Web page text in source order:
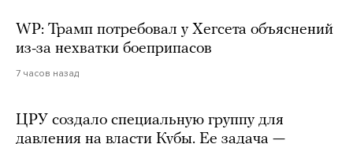
WP: Трамп потребовал у Хегсета объяснений
из-за нехватки боеприпасов
7 часов назад
ЦРУ создало специальную группу для
давления на власти Кубы. Ее задача —